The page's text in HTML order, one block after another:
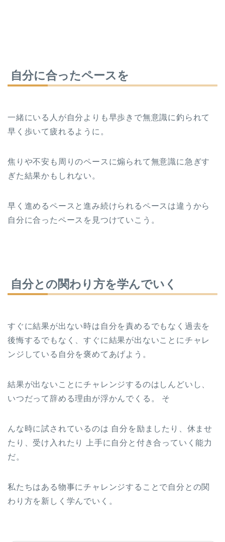
自分に合ったペースを
一緒にいる人が自分よりも早歩きで無意識に釣られて
早く歩いて疲れるように。
焦りや不安も周りのペースに煽られて無意識に急ぎす
ぎた結果かもしれない。
早く進めるペースと進み続けられるペースは違うから
自分に合ったペースを見つけていこう。
自分との関わり方を学んでいく
すぐに結果が出ない時は自分を責めるでもなく過去を
後悔するでもなく、すぐに結果が出ないことにチャレ
ンジしている自分を褒めてあげよう。
結果が出ないことにチャレンジするのはしんどいし、
いつだって辞める理由が浮かんでくる。 そ
んな時に試されているのは 自分を励ましたり、休ませ
たり、受け入れたり 上手に自分と付き合っていく能力
だ。
私たちはある物事にチャレンジすることで自分との関
わり方を新しく学んでいく。